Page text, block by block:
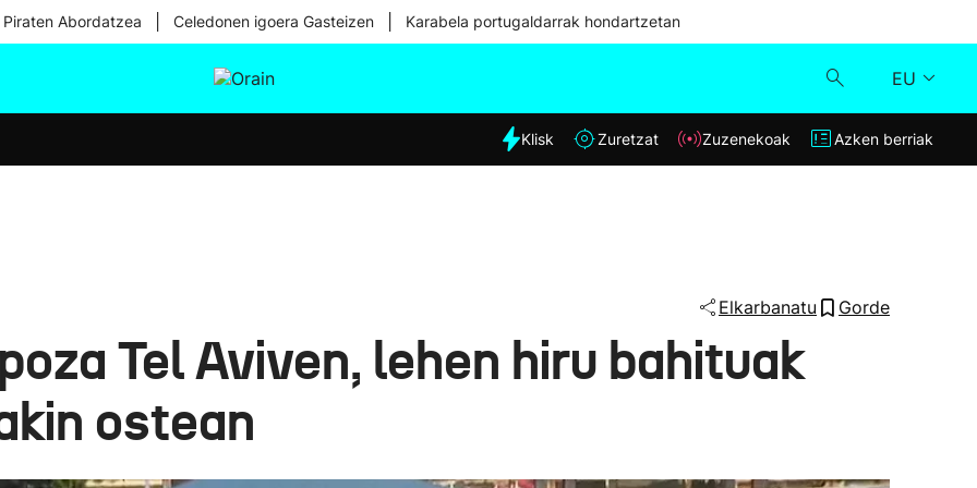
Abordatzea Celedonen igoera Gasteizen Karabela portugaldarrak hondartzetan
EU
Eguraldia
Klisk
Klisk Zuretzat Zuzenekoak Azken berriak
Elkarbanatu Gorde
Tel Aviven, lehen hiru bahituak
ostean